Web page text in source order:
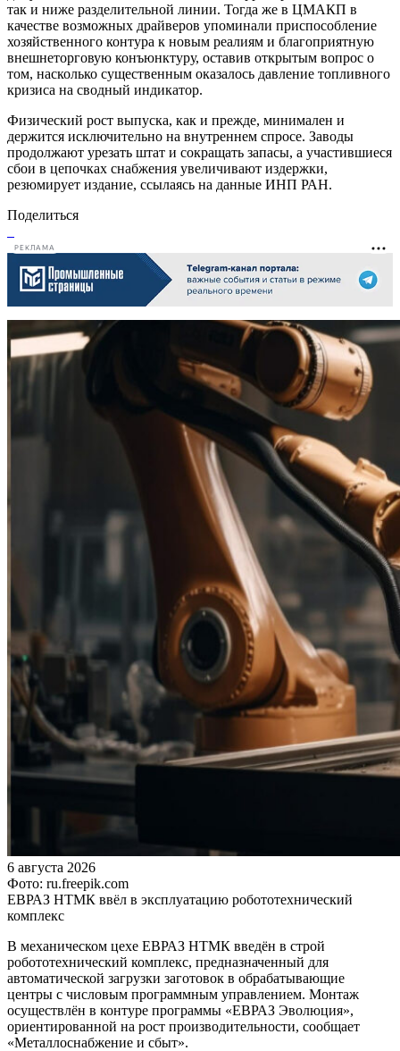
так и ниже разделительной линии. Тогда же в ЦМАКП в
качестве возможных драйверов упоминали приспособление
хозяйственного контура к новым реалиям и благоприятную
внешнеторговую конъюнктуру, оставив открытым вопрос о
том, насколько существенным оказалось давление топливного
кризиса на сводный индикатор.
Физический рост выпуска, как и прежде, минимален и
держится исключительно на внутреннем спросе. Заводы
продолжают урезать штат и сокращать запасы, а участившиеся
сбои в цепочках снабжения увеличивают издержки,
резюмирует издание, ссылаясь на данные ИНП РАН.
Поделиться
РЕКЛАМА
6 августа 2026
Фото: ru.freepik.com
ЕВРАЗ НТМК ввёл в эксплуатацию робототехнический
комплекс
В механическом цехе ЕВРАЗ НТМК введён в строй
робототехнический комплекс, предназначенный для
автоматической загрузки заготовок в обрабатывающие
центры с числовым программным управлением. Монтаж
осуществлён в контуре программы «ЕВРАЗ Эволюция»,
ориентированной на рост производительности, сообщает
«Металлоснабжение и сбыт».